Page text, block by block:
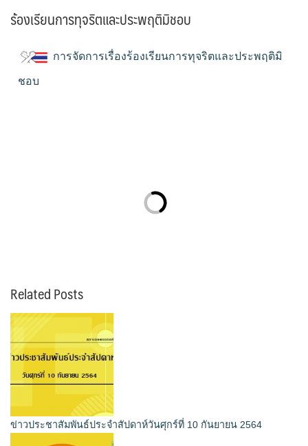
ร้องเรียนการทุจริตและประพฤติมิชอบ
การจัดการเรื่องร้องเรียนการทุจริตและประพฤติมิ
ชอบ
Related Posts
ข่าวประชาสัมพันธ์ประจำสัปดาห์วันศุกร์ที่ 10 กันยายน 2564